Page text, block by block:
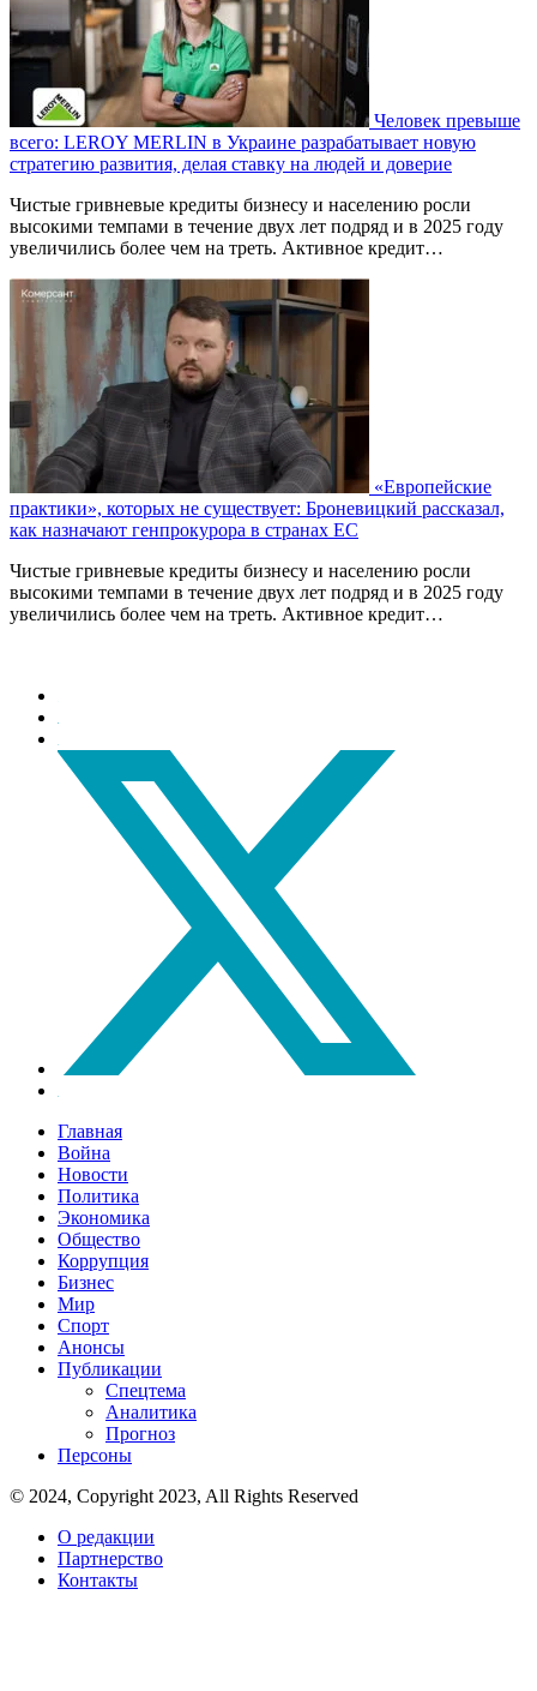
Человек превыше
всего: LEROY MERLIN в Украине разрабатывает новую
стратегию развития, делая ставку на людей и доверие
Чистые гривневые кредиты бизнесу и населению росли
высокими темпами в течение двух лет подряд и в 2025 году
увеличились более чем на треть. Активное кредит…
«Европейские
практики», которых не существует: Броневицкий рассказал,
как назначают генпрокурора в странах ЕС
Чистые гривневые кредиты бизнесу и населению росли
высокими темпами в течение двух лет подряд и в 2025 году
увеличились более чем на треть. Активное кредит…
Главная
Война
Новости
Политика
Экономика
Общество
Коррупция
Бизнес
Мир
Спорт
Анонсы
Публикации
Спецтема
Аналитика
Прогноз
Персоны
© 2024, Copyright 2023, All Rights Reserved
О редакции
Партнерство
Контакты